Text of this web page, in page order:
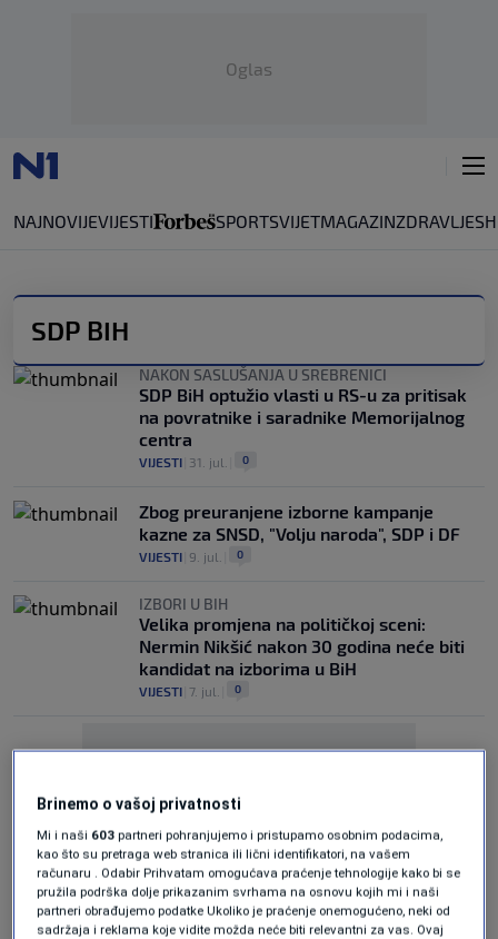
Oglas
NAJNOVIJEVIJESTI SPORTSVIJETMAGAZINZDRAVLJE
SDP BIH
NAKON SASLUŠANJA U SREBRENICI
SDP BiH optužio vlasti u RS-u za pritisak
na povratnike i saradnike Memorijalnog
centra
VIJESTI 31. jul. 0
Zbog preuranjene izborne kampanje
kazne za SNSD, "Volju naroda", SDP i DF
VIJESTI 9. jul. 0
IZBORI U BIH
Velika promjena na političkoj sceni:
Nermin Nikšić nakon 30 godina neće biti
kandidat na izborima u BiH
VIJESTI 7. jul. 0
Oglas
Brinemo o vašoj privatnosti
Mi i naši 603 partneri pohranjujemo i pristupamo osobnim podacima,
kao što su pretraga web stranica ili lični identifikatori, na vašem
računaru . Odabir Prihvatam omogućava praćenje tehnologije kako bi se
pružila podrška dolje prikazanim svrhama na osnovu kojih mi i naši
partneri obrađujemo podatke Ukoliko je praćenje onemogućeno, neki od
sadržaja i reklama koje vidite možda neće biti relevantni za vas. Ovaj